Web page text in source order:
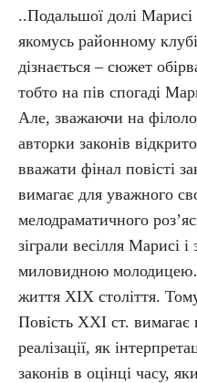
..Подальшої долі Марисі
якомусь районному
дізнається – сюжет
тобто на пів спогаді
Але, зважаючи на
авторки законів
вважати фінал повісті
вимагає для уважного
мелодраматичного
зіграли весілля Марисі
миловидною
життя ХІХ століття.
Повість ХХІ ст. вимагає
реалізації, як
законів в оцінці часу,